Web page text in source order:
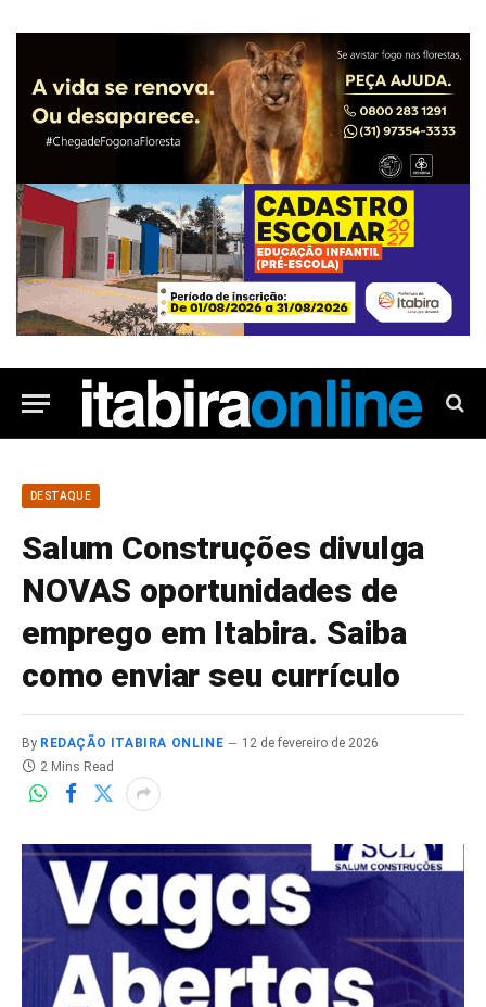
DESTAQUE
Salum Construções divulga
NOVAS oportunidades de
emprego em Itabira. Saiba
como enviar seu currículo
By REDAÇÃO ITABIRA ONLINE
12 de fevereiro de 2026
2 Mins Read